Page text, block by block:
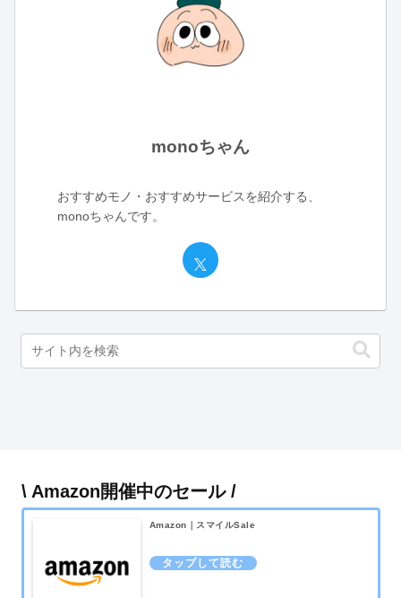
monoちゃん
おすすめモノ・おすすめサービスを紹介する、
monoちゃんです。
\ Amazon開催中のセール /
Amazon｜スマイルSale